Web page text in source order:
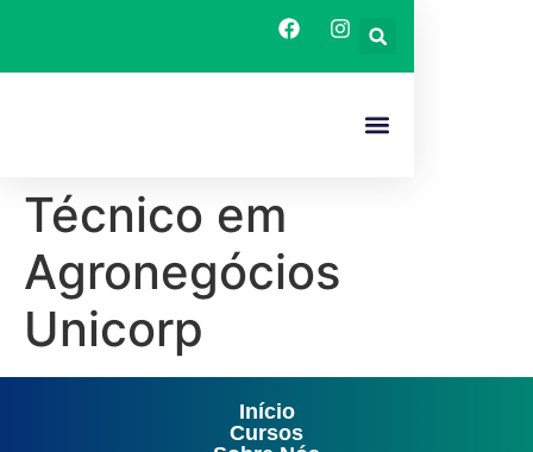
Técnico em
Agronegócios
Unicorp
Início
Cursos